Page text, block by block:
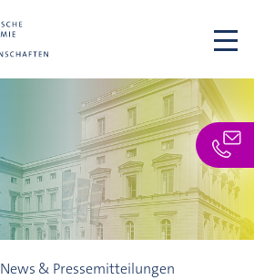
News & Pressemitteilungen